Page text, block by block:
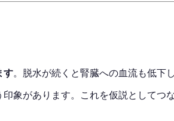
す。脱水が続くと腎臓への血流も低下
印象があります。これを仮説としてつ